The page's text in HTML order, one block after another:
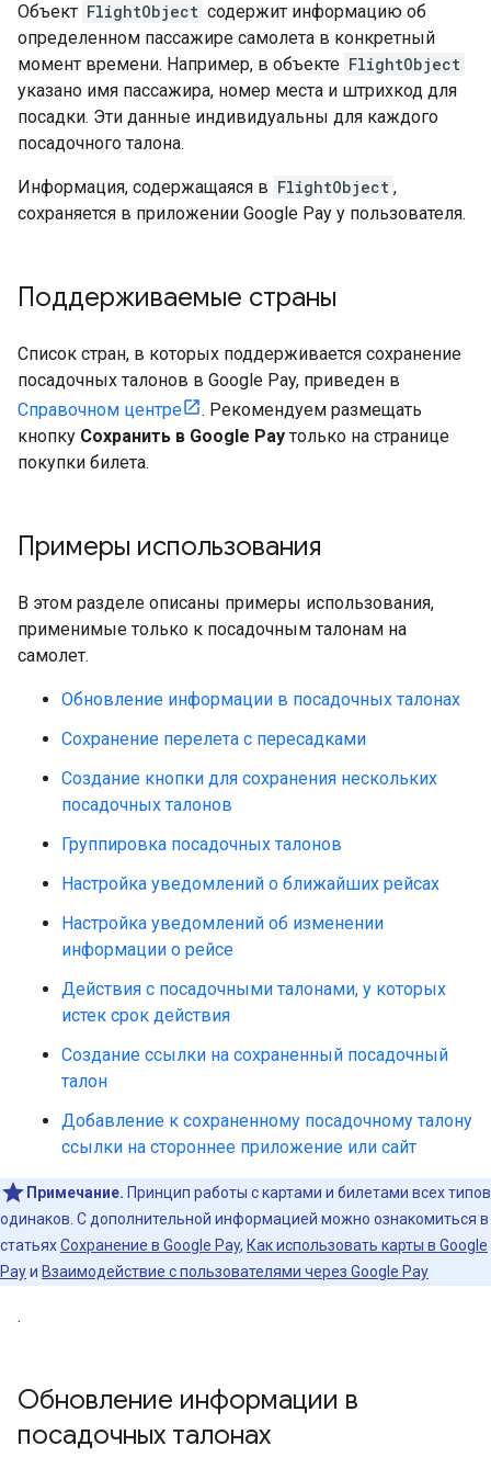
Объект FlightObject содержит информацию об
определенном пассажире самолета в конкретный
момент времени. Например, в объекте FlightObject
указано имя пассажира, номер места и штрихкод для
посадки. Эти данные индивидуальны для каждого
посадочного талона.
Информация, содержащаяся в FlightObject ,
сохраняется в приложении Google Pay у пользователя.
Поддерживаемые страны
Список стран, в которых поддерживается сохранение
посадочных талонов в Google Pay, приведен в
Справочном центре
. Рекомендуем размещать
кнопку Сохранить в Google Pay только на странице
покупки билета.
Примеры использования
В этом разделе описаны примеры использования,
применимые только к посадочным талонам на
самолет.
Обновление информации в посадочных талонах
Сохранение перелета с пересадками
Создание кнопки для сохранения нескольких
посадочных талонов
Группировка посадочных талонов
Настройка уведомлений о ближайших рейсах
Настройка уведомлений об изменении
информации о рейсе
Действия с посадочными талонами, у которых
истек срок действия
Создание ссылки на сохраненный посадочный
талон
Добавление к сохраненному посадочному талону
ссылки на стороннее приложение или сайт
Примечание. Принцип работы с картами и билетами всех типов
одинаков. С дополнительной информацией можно ознакомиться в
статьяхСохранение в Google Pay, Как использовать карты в Google
Payи Взаимодействие с пользователями через Google Pay
.
Обновление информации в
посадочных талонах